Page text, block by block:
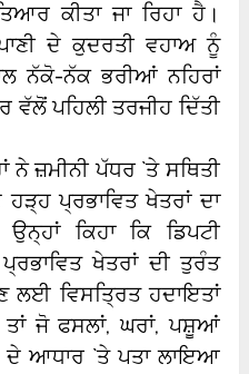
ਕੀਤਾ ਜਾ ਰਿਹਾ ਹੈ।
ਦੇ ਕੁਦਰਤੀ ਵਹਾਅ ਨੂੰ
ਨੱਕੋ-ਨੱਕ ਭਰੀਆਂ ਨਹਿਰਾਂ
ਵੱਲੋਂ ਪਹਿਲੀ ਤਰਜੀਹ ਦਿੱਤੀ
ਨੇ ਜ਼ਮੀਨੀ ਪੱਧਰ `ਤੇ ਸਥਿਤੀ
ਪ੍ਰਭਾਵਿਤ ਖੇਤਰਾਂ ਦਾ
ਕਿਹਾ ਕਿ ਡਿਪਟੀ
ਖੇਤਰਾਂ ਦੀ ਤੁਰੰਤ
ਲਈ ਵਿਸਤ੍ਰਿਤ ਹਦਾਇਤਾਂ
ਜੋ ਫਸਲਾਂ, ਘਰਾਂ, ਪਸ਼ੂਆਂ
ਦੇ ਆਧਾਰ `ਤੇ ਪਤਾ ਲਾਇਆ